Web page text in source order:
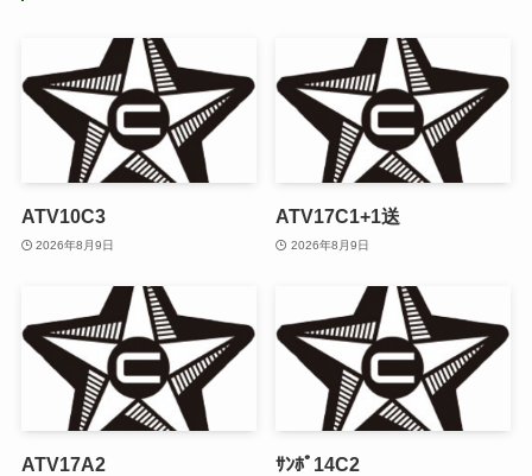
ATV10C3
2026年8月9日
ATV17C1+1送
2026年8月9日
ATV17A2 ｻﾝﾎﾟ14C2